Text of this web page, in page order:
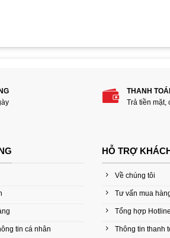
tản nhiệt hủ lớn 100g”
THANH
Trả tiền mặt,
tin cá nhân
HỖ TRỢ
Về chúng tôi
Tư vấn mua
Tổng hợp
Thông tin thanh